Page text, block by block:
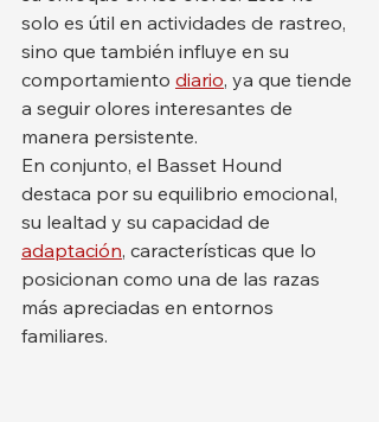
solo es útil en actividades de rastreo,
sino que también influye en su
comportamiento diario, ya que tiende
a seguir olores interesantes de
manera persistente.
En conjunto, el Basset Hound
destaca por su equilibrio emocional,
su lealtad y su capacidad de
adaptación, características que lo
posicionan como una de las razas
más apreciadas en entornos
familiares.